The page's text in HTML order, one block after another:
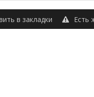
в закладки Есть